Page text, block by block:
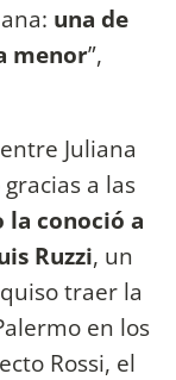
una de
menor”,
Juliana
a las
la conoció a
Ruzzi, un
traer la
en los
Rossi, el